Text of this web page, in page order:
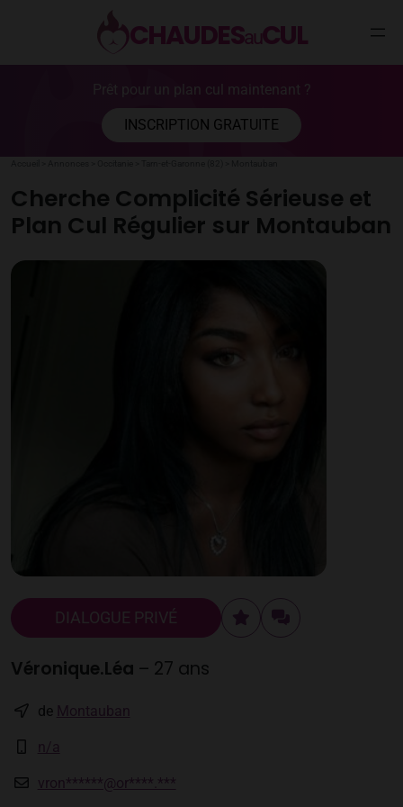
CHAUDESauCUL
Prêt pour un plan cul maintenant ?
INSCRIPTION GRATUITE
Cherche Complicité Sérieuse et
Plan Cul Régulier sur Montauban
DIALOGUE PRIVÉ
Véronique.Léa – 27 ans
de Montauban
n/a
vron******@or****.***